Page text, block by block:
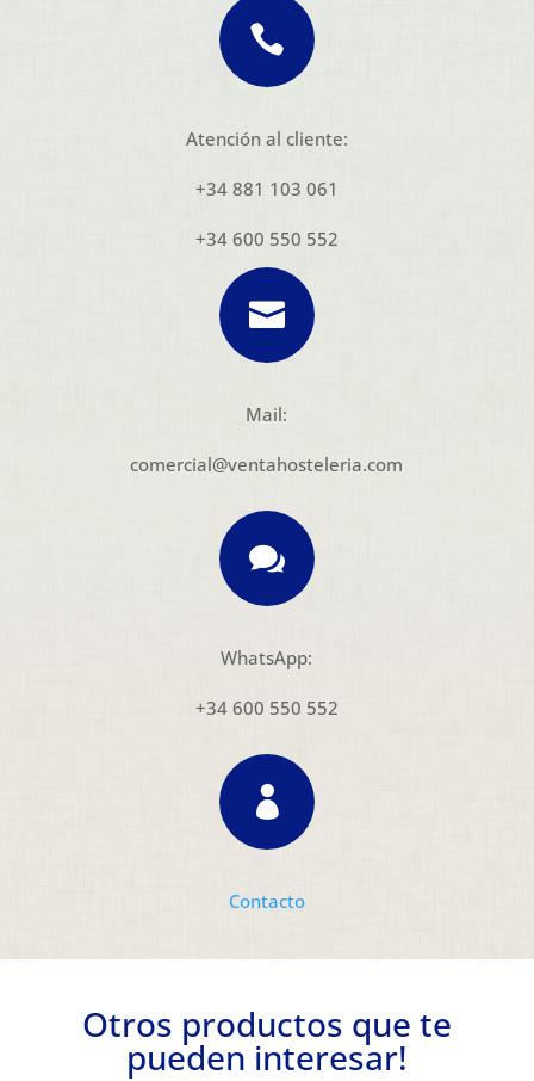

Atención al cliente:
+34 881 103 061
+34 600 550 552

Mail:
comercial@ventahosteleria.com

WhatsApp:
+34 600 550 552

Contacto
Otros productos que te
pueden interesar!